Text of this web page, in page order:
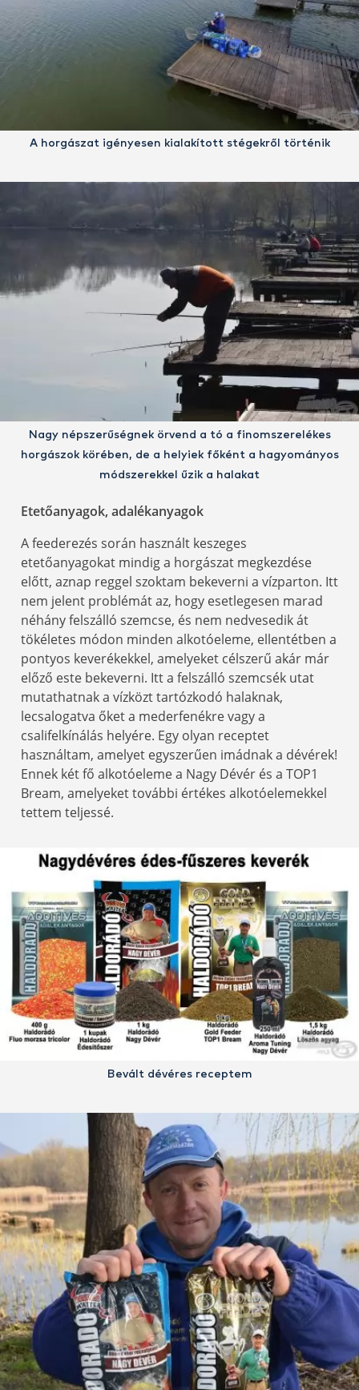
A horgászat igényesen kialakított stégekről történik
Nagy népszerűségnek örvend a tó a finomszerelékes
horgászok körében, de a helyiek főként a hagyományos
módszerekkel űzik a halakat
Etetőanyagok, adalékanyagok
A feederezés során használt keszeges
etetőanyagokat mindig a horgászat megkezdése
előtt, aznap reggel szoktam bekeverni a vízparton. Itt
nem jelent problémát az, hogy esetlegesen marad
néhány felszálló szemcse, és nem nedvesedik át
tökéletes módon minden alkotóeleme, ellentétben a
pontyos keverékekkel, amelyeket célszerű akár már
előző este bekeverni. Itt a felszálló szemcsék utat
mutathatnak a vízközt tartózkodó halaknak,
lecsalogatva őket a mederfenékre vagy a
csalifelkínálás helyére. Egy olyan receptet
használtam, amelyet egyszerűen imádnak a dévérek!
Ennek két fő alkotóeleme a Nagy Dévér és a TOP1
Bream, amelyeket további értékes alkotóelemekkel
tettem teljessé.
Bevált dévéres receptem